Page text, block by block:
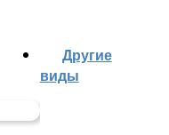
Другие
виды